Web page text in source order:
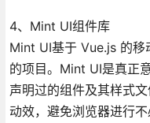
4、Mint UI组件库
Mint UI基于 Vue.js 的移
的项目。Mint UI是真正
声明过的组件及其样式
动效，避免浏览器进行